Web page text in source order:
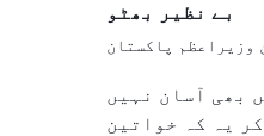
بے نظیر بھٹو
وزیراعظم پاکستان
بھی آسان نہیں
یہ کہ خواتین